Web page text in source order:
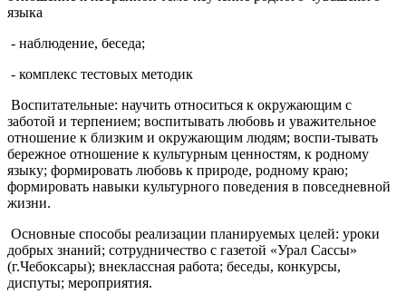
языка
- наблюдение, беседа;
- комплекс тестовых методик
Воспитательные: научить относиться к окружающим с
заботой и терпением; воспитывать любовь и уважительное
отношение к близким и окружающим людям; воспи-тывать
бережное отношение к культурным ценностям, к родному
языку; формировать любовь к природе, родному краю;
формировать навыки культурного поведения в повседневной
жизни.
Основные способы реализации планируемых целей: уроки
добрых знаний; сотрудничество с газетой «Урал Сассы»
(г.Чебоксары); внеклассная работа; беседы, конкурсы,
диспуты; мероприятия.